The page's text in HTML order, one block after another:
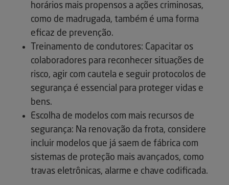
horários mais propensos a ações criminosas,
como de madrugada, também é uma forma
eficaz de prevenção.
Treinamento de condutores: Capacitar os
colaboradores para reconhecer situações de
risco, agir com cautela e seguir protocolos de
segurança é essencial para proteger vidas e
bens.
Escolha de modelos com mais recursos de
segurança: Na renovação da frota, considere
incluir modelos que já saem de fábrica com
sistemas de proteção mais avançados, como
travas eletrônicas, alarme e chave codificada.